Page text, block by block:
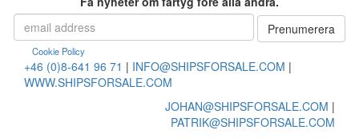
Cookie Policy
+46 (0)8-641 96 71 | INFO@SHIPSFORSALE.COM |
WWW.SHIPSFORSALE.COM
JOHAN@SHIPSFORSALE.COM |
PATRIK@SHIPSFORSALE.COM